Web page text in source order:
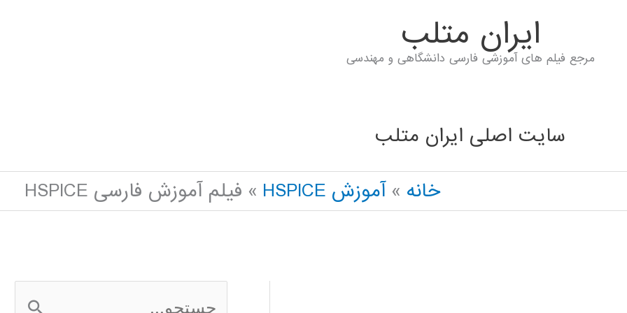
ايران متلب
مرجع فیلم های آموزشی فارسی دانشگاهی و مهندسی
سایت اصلی ایران متلب
خانه
آموزش HSPICE فیلم آموزش فارسی HSPICE